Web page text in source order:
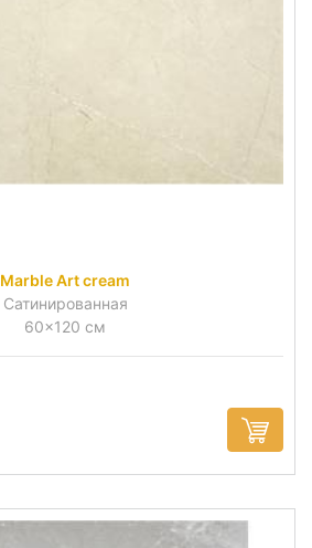
Marble Art cream
Сатинированная
60x120 см